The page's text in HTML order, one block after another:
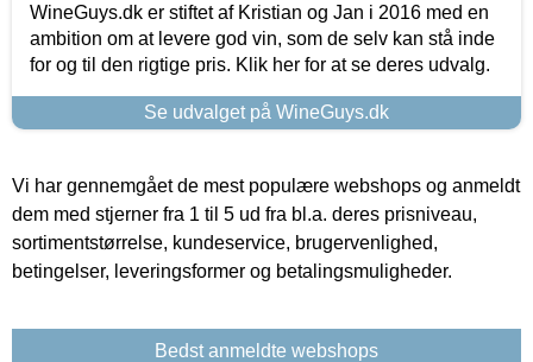
WineGuys.dk er stiftet af Kristian og Jan i 2016 med en
ambition om at levere god vin, som de selv kan stå inde
for og til den rigtige pris. Klik her for at se deres udvalg.
Se udvalget på WineGuys.dk
Vi har gennemgået de mest populære webshops og anmeldt
dem med stjerner fra 1 til 5 ud fra bl.a. deres prisniveau,
sortimentstørrelse, kundeservice, brugervenlighed,
betingelser, leveringsformer og betalingsmuligheder.
Bedst anmeldte webshops